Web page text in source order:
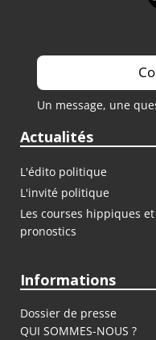
Un message, une
Actualités
L'édito politique
L'invité politique
Les courses hippiques et
pronostics
Informations
Dossier de presse
QUI SOMMES-NOUS ?